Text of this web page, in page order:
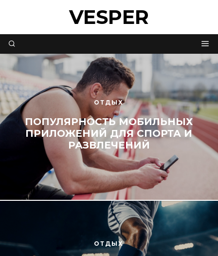
VESPER
ОТДЫХ
ПОПУЛЯРНОСТЬ МОБИЛЬНЫХ
ПРИЛОЖЕНИЙ ДЛЯ СПОРТА И
РАЗВЛЕЧЕНИЙ
ОТДЫХ